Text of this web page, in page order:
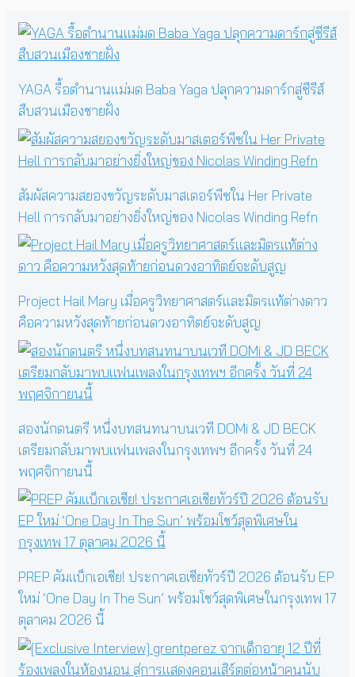
YAGA รื้อตำนานแม่มด Baba Yaga ปลุกความดาร์กสู่ซีรีส์
สืบสวนเมืองชายฝั่ง
สัมผัสความสยองขวัญระดับมาสเตอร์พีซใน Her Private
Hell การกลับมาอย่างยิ่งใหญ่ของ Nicolas Winding Refn
Project Hail Mary เมื่อครูวิทยาศาสตร์และมิตรแท้ต่างดาว
คือความหวังสุดท้ายก่อนดวงอาทิตย์จะดับสูญ
สองนักดนตรี หนึ่งบทสนทนาบนเวที DOMi & JD BECK
เตรียมกลับมาพบแฟนเพลงในกรุงเทพฯ อีกครั้ง วันที่ 24
พฤศจิกายนนี้
PREP คัมแบ็กเอเชีย! ประกาศเอเชียทัวร์ปี 2026 ต้อนรับ EP
ใหม่ ‘One Day In The Sun’ พร้อมโชว์สุดพิเศษในกรุงเทพ 17
ตุลาคม 2026 นี้